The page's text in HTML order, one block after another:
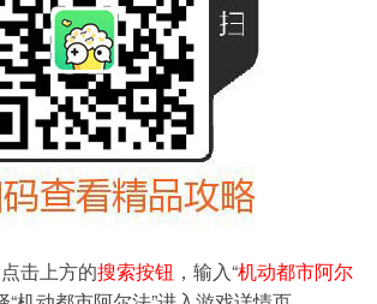
击上方的搜索按钮 ，输入“机动都市阿尔